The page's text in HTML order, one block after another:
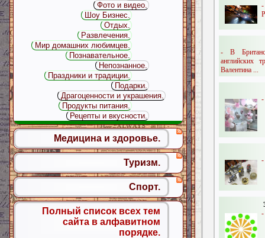
-
- В
английских
Валентина ...
-
-
-
Фото и видео.
Шоу Бизнес.
Отдых.
Развлечения.
Мир домашних любимцев.
Познавательное.
Непознанное.
Праздники и традиции.
Подарки.
Драгоценности и украшения.
Продукты питания.
Рецепты и вкусности.
Медицина и здоровье.
Туризм.
Спорт.
Полный список всех тем
сайта в алфавитном
порядке.